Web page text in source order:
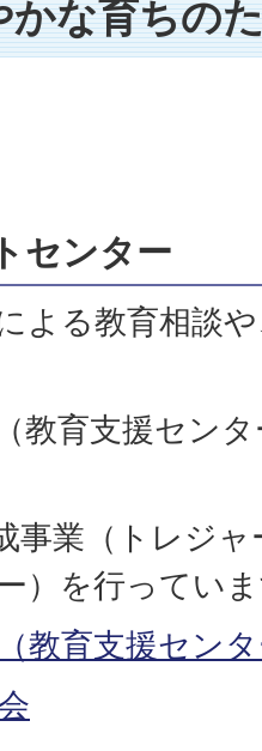
かな育ちの
センター
よる教育相談
教育支援セン
事業（トレジ
）を行ってい
教育支援セン